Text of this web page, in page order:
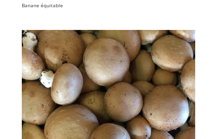
Banane équitable